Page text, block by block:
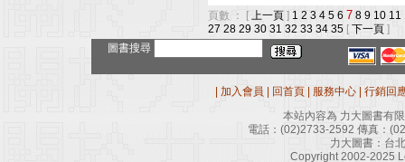
頁數 ： [ 上一頁 ] 1 2 3 4 5 6 7 8 9 10 11
27 28 29 30 31 32 33 34 35 [ 下一頁 ]
圖書搜尋
加入會員 回首頁 服務中心
行銷回
本站內容為 力大圖書有
電話： (02)2733-2592 傳真：
力大圖書：台
Copyright 2002-2025